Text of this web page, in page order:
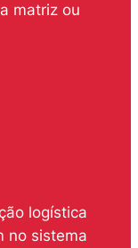
matriz ou
logística
no sistema